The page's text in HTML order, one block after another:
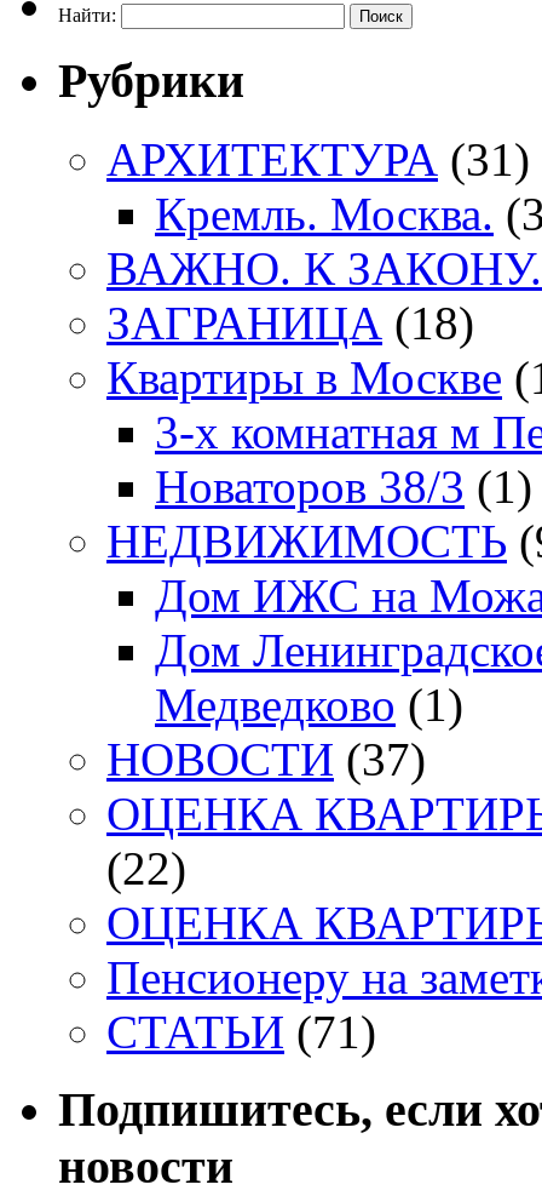
Найти:
Рубрики
АРХИТЕКТУРА (31)
Кремль. Москва.
ВАЖНО. К ЗАКОНУ.
ЗАГРАНИЦА (18)
Квартиры в Москве
3-х комнатная м
Новаторов 38/3 (1)
НЕДВИЖИМОСТЬ
Дом ИЖС на
Дом
Медведково (1)
НОВОСТИ (37)
ОЦЕНКА КВАРТИРЫ.
(22)
ОЦЕНКА КВАРТИРЫ.
Пенсионеру на
СТАТЬИ (71)
Подпишитесь, если
новости